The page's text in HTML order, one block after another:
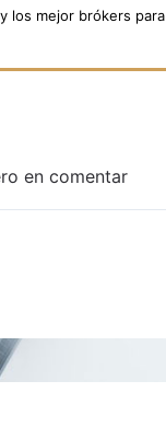
los mejor brókers para
en comentar